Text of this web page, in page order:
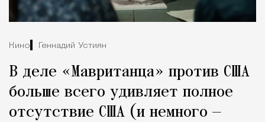
Кино Геннадий Устиян
В деле «Мавританца» против США
больше всего удивляет полное
отсутствие США (и немного —